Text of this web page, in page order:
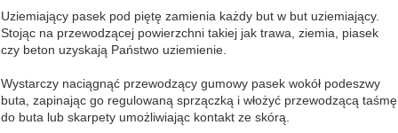
Uziemiający pasek pod piętę zamienia każdy but w but uziemiający.
Stojąc na przewodzącej powierzchni takiej jak trawa, ziemia, piasek
czy beton uzyskają Państwo uziemienie.
Wystarczy naciągnąć przewodzący gumowy pasek wokół podeszwy
buta, zapinając go regulowaną sprzączką i włożyć przewodzącą taśmę
do buta lub skarpety umożliwiając kontakt ze skórą.